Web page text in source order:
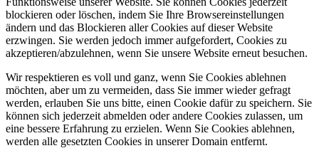
blockieren oder löschen, indem Sie Ihre Browsereinstellungen
ändern und das Blockieren aller Cookies auf dieser Website
erzwingen. Sie werden jedoch immer aufgefordert, Cookies zu
akzeptieren/abzulehnen, wenn Sie unsere Website erneut besuchen.
Wir respektieren es voll und ganz, wenn Sie Cookies ablehnen
möchten, aber um zu vermeiden, dass Sie immer wieder gefragt
werden, erlauben Sie uns bitte, einen Cookie dafür zu speichern. Sie
können sich jederzeit abmelden oder andere Cookies zulassen, um
eine bessere Erfahrung zu erzielen. Wenn Sie Cookies ablehnen,
werden alle gesetzten Cookies in unserer Domain entfernt.